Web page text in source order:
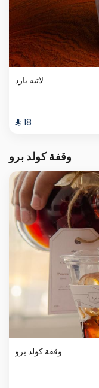
لاتيه بارد
⁨⁦‪‬ 18⁩
وقفة كولد برو
وقفة كولد برو